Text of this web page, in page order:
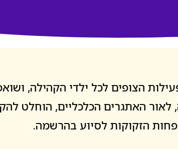
הצופים לכל ילדי הקהילה,
לאור האתגרים הכלכליים, הוחלט
הזקוקות לסיוע בהרשמה.